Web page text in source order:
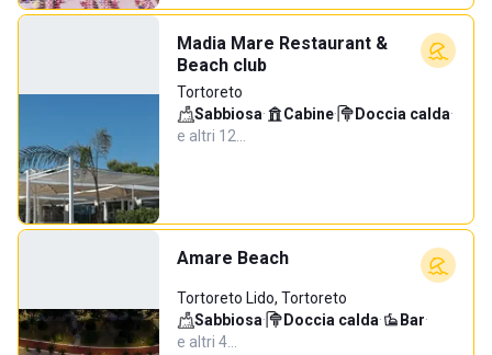
Madia Mare Restaurant &
Beach club
Tortoreto
Sabbiosa· Cabine· Doccia calda·
e altri 12…
Amare Beach
Tortoreto Lido, Tortoreto
Sabbiosa· Doccia calda· Bar·
e altri 4…